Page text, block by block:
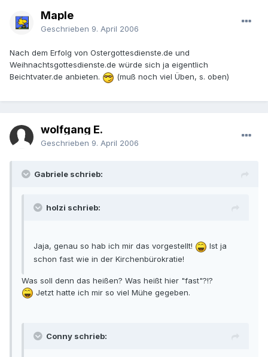
Maple
Geschrieben 9. April 2006
Nach dem Erfolg von Ostergottesdienste.de und
Weihnachtsgottesdienste.de würde sich ja eigentlich
Beichtvater.de anbieten.
(muß noch viel Üben, s. oben)
wolfgang E.
Geschrieben 9. April 2006
Gabriele schrieb:
holzi schrieb:
Jaja, genau so hab ich mir das vorgestellt!
Ist ja
schon fast wie in der Kirchenbürokratie!
Was soll denn das heißen? Was heißt hier "fast"?!?
Jetzt hatte ich mir so viel Mühe gegeben.
Conny schrieb: